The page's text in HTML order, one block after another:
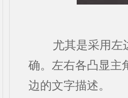
尤其是采用左边
确。左右各凸显主
边的文字描述。